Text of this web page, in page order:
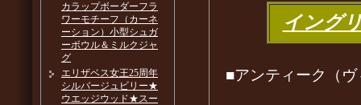
イング
■アンティーク（
カラップボーダーフラ
ワーモチーフ（カーネ
ーション）小型シュガ
ーボウル＆ミルクジャ
グ
エリザベス女王25周年
シルバージュビリー★
ウエッジウッド★スー